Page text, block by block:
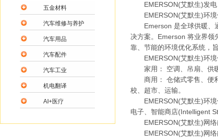
EMERSON(艾默生)发电
EMERSON(艾默生)环境
Emerson 是全球供暖、通
决方案。Emerson 将业界领
靠、节能的环境优化系统，
EMERSON(艾默生)环境
家用： 空调、吊扇、供
商用： 仓储式零售、便利
校、超市、运输。
EMERSON(艾默生)环境
电子、智能商店(Intelligent
EMERSON(艾默生)网络
EMERSON(艾默生)网络
五金材料
汽车维修与养护
汽车用品
汽车配件
汽车工业
机电翻译
AI+医疗